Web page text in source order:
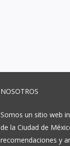
NOSOTROS
Somos un sitio web
de la Ciudad de
recomendaciones y